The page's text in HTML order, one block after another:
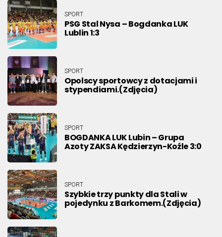
SPORT
PSG Stal Nysa – Bogdanka LUK
Lublin 1:3
SPORT
Opolscy sportowcy z dotacjami i
stypendiami.(Zdjęcia)
SPORT
BOGDANKA LUK Lubin – Grupa
Azoty ZAKSA Kędzierzyn-Koźle 3:0
SPORT
Szybkie trzy punkty dla Stali w
pojedynku z Barkomem.(Zdjęcia)